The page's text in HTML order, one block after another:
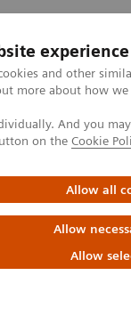
experience
and other
more about how
And you
on the Cookie
Allow all
Allow
Allow
Dokumentácia
diagnostika
Workflows
lateral